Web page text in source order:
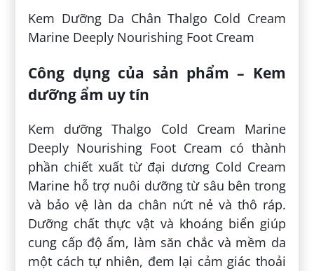
Kem Dưỡng Da Chân Thalgo Cold Cream
Marine Deeply Nourishing Foot Cream
Công dụng của sản phẩm – Kem
dưỡng ẩm uy tín
Kem dưỡng Thalgo Cold Cream Marine
Deeply Nourishing Foot Cream có thành
phần chiết xuất từ đại dương Cold Cream
Marine hỗ trợ nuôi dưỡng từ sâu bên trong
và bảo vệ làn da chân nứt nẻ và thô ráp.
Dưỡng chất thực vật và khoáng biển giúp
cung cấp độ ẩm, làm săn chắc và mềm da
một cách tự nhiên, đem lại cảm giác thoải